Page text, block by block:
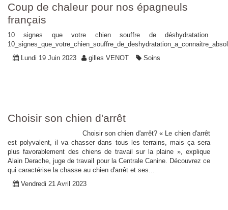
Coup de chaleur pour nos épagneuls
français
10 signes que votre chien souffre de déshydratation
Lundi 19 Juin 2023
gilles VENOT Soins
Choisir son chien d'arrêt
Choisir son chien d'arrêt? « Le chien d'arrêt
est polyvalent, il va chasser dans tous les terrains, mais ça sera
plus favorablement des chiens de travail sur la plaine », explique
Alain Derache, juge de travail pour la Centrale Canine. Découvrez ce
qui caractérise la chasse au chien d'arrêt et ses...
Vendredi 21 Avril 2023